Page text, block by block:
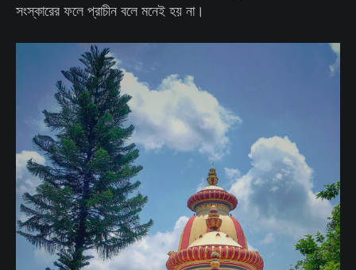
সংস্কারের ফলে প্রাচীন বলে মনেই হয় না।